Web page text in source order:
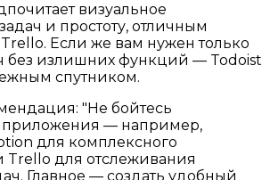
визуальное
и простоту, отличным
Если же вам нужен только
без излишних функций — Todoist
спутником.
Не бойтесь
приложения — например,
для комплексного
Trello для отслеживания
Главное — создать удобный